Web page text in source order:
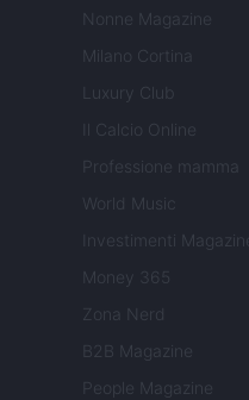
Nonne Magazine
Milano Cortina
Luxury Club
Il Calcio Online
Professione mamma
World Music
Investimenti Magazine
Money 365
Zona Nerd
B2B Magazine
People Magazine